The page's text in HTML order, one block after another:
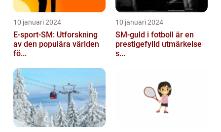
10 januari 2024
E-sport-SM: Utforskning
av den populära världen
fö...
10 januari 2024
SM-guld i fotboll är en
prestigefylld utmärkelse
s...